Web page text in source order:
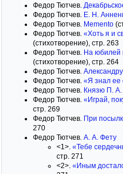
Федор Тютчев.
Федор Тютчев. Е. Н.
Федор Тютчев. Memento
Федор Тютчев. «Хоть я и
(стихотворение), стр. 263
Федор Тютчев. На юбилей
(стихотворение), стр. 264
Федор Тютчев.
Федор Тютчев. «Я знал ее
Федор Тютчев. Князю П. А.
Федор Тютчев. «Играй,
стр. 269
Федор Тютчев. При
270
Федор Тютчев. А. А. Фету
<1>. «Тебе
стр. 271
<2>. «Иным